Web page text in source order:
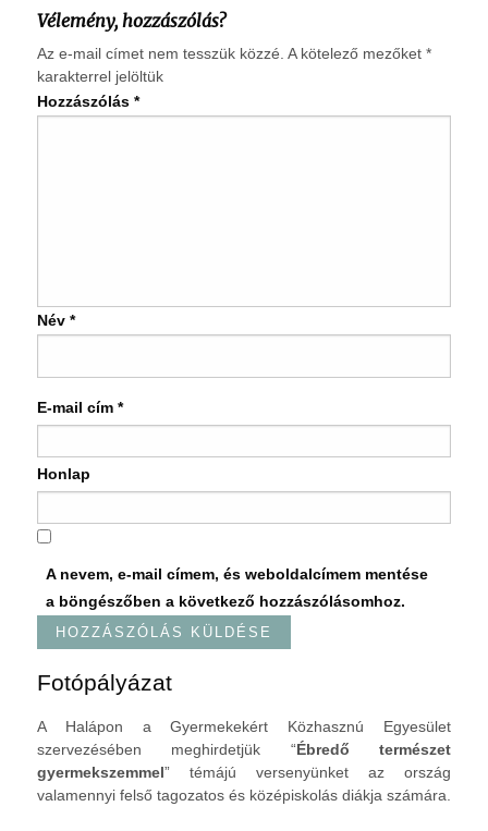
Vélemény, hozzászólás?
Az e-mail címet nem tesszük közzé. A kötelező mezőket *
karakterrel jelöltük
Hozzászólás *
Név *
E-mail cím *
Honlap
A nevem, e-mail címem, és weboldalcímem mentése
a böngészőben a következő hozzászólásomhoz.
Fotópályázat
A Halápon a Gyermekekért Közhasznú Egyesület
szervezésében meghirdetjük “Ébredő természet
gyermekszemmel” témájú versenyünket az ország
valamennyi felső tagozatos és középiskolás diákja számára.